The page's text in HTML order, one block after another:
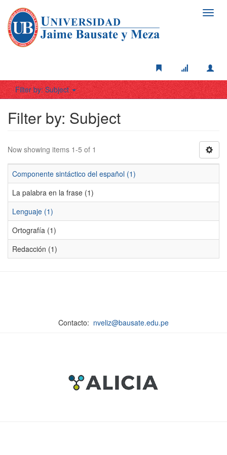
Filter by: Subject
Filter by: Subject
Now showing items 1-5 of 1
Componente sintáctico del español (1)
La palabra en la frase (1)
Lenguaje (1)
Ortografía (1)
Redacción (1)
Contacto: nveliz@bausate.edu.pe